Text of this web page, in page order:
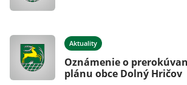
Aktuality
Oznámenie o
plánu obce Dolný Hričov